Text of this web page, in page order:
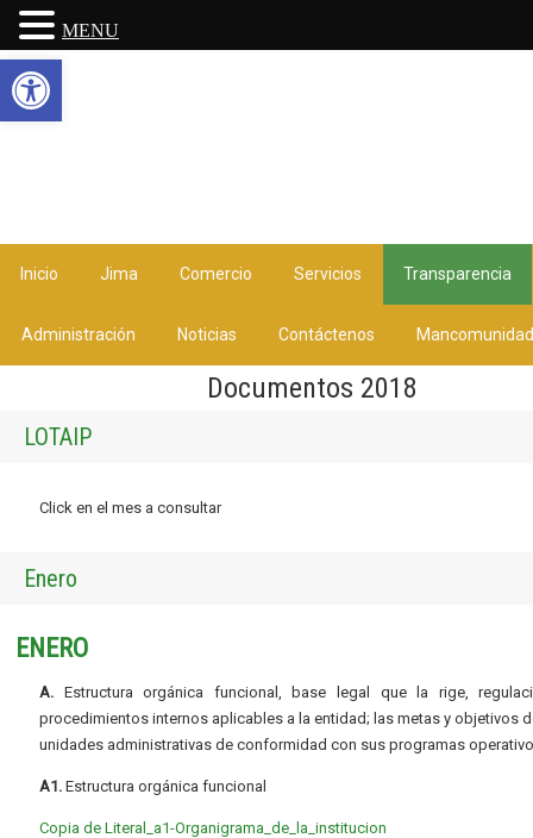
Inicio Jima Comercio Servicios Transparencia
Administración Noticias Contáctenos Mancomunidad
Documentos 2018
LOTAIP
Click en el mes a consultar
Enero
ENERO
A. Estructura orgánica funcional, base legal que la rige,
procedimientos internos aplicables a la entidad; las metas y objetivos
unidades administrativas de conformidad con sus programas
A1. Estructura orgánica funcional
Copia de Literal_a1-Organigrama_de_la_institucion
MENU
Abrir barra de herramientas